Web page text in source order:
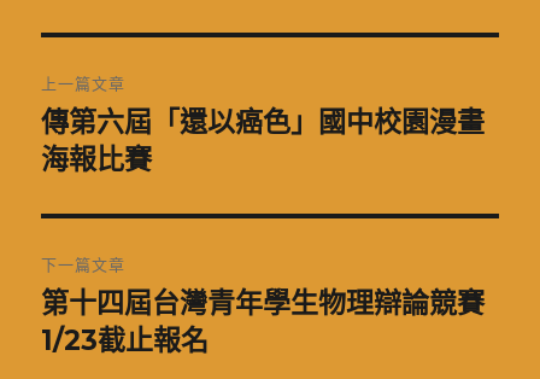
章
導
覽
上一篇文章
上
一
文
章:
傳第六屆「還以癌色」國中校園漫畫
海報比賽
下一篇文章
下
一
第十四屆台灣青年學生物理辯論競賽
1/23截止報名